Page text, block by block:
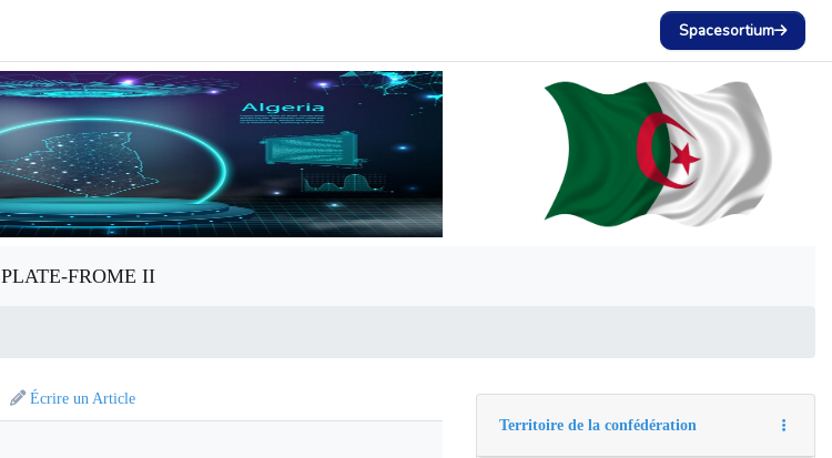
Spacesortium
PLATE-FROME II
Écrire un Article
Territoire de la confédération